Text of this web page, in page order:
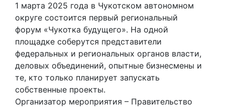
1 марта 2025 года в Чукотском автономном
округе состоится первый региональный
форум «Чукотка будущего». На одной
площадке соберутся представители
федеральных и региональных органов власти,
деловых объединений, опытные бизнесмены и
те, кто только планирует запускать
собственные проекты.
Организатор мероприятия – Правительство